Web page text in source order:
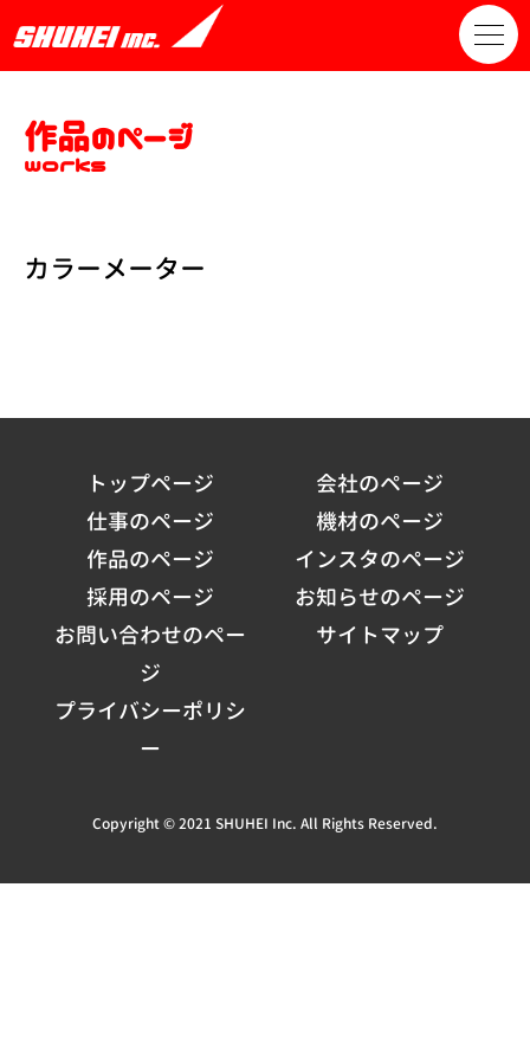
作品のページ
works
カラーメーター
トップページ
会社のページ
仕事のページ
機材のページ
作品のページ
インスタのページ
採用のページ
お知らせのページ
お問い合わせのペー
ジ
サイトマップ
プライバシーポリシ
ー
Copyright © 2021 SHUHEI Inc. All Rights Reserved.